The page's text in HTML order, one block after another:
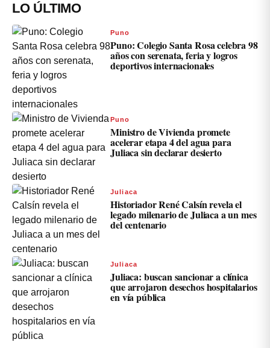
LO ÚLTIMO
Puno
Puno: Colegio Santa Rosa celebra 98
años con serenata, feria y logros
deportivos internacionales
Puno
Ministro de Vivienda promete
acelerar etapa 4 del agua para
Juliaca sin declarar desierto
Juliaca
Historiador René Calsín revela el
legado milenario de Juliaca a un mes
del centenario
Juliaca
Juliaca: buscan sancionar a clínica
que arrojaron desechos hospitalarios
en vía pública